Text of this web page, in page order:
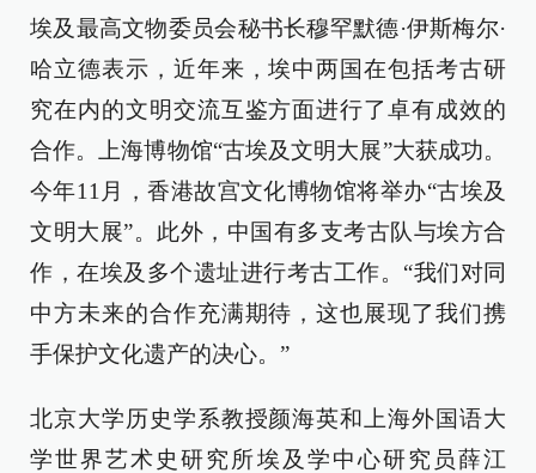
埃及最高文物委员会秘书长穆罕默德·伊斯梅尔·
哈立德表示，近年来，埃中两国在包括考古研
究在内的文明交流互鉴方面进行了卓有成效的
合作。上海博物馆“古埃及文明大展”大获成功。
今年11月，香港故宫文化博物馆将举办“古埃及
文明大展”。此外，中国有多支考古队与埃方合
作，在埃及多个遗址进行考古工作。“我们对同
中方未来的合作充满期待，这也展现了我们携
手保护文化遗产的决心。”
北京大学历史学系教授颜海英和上海外国语大
学世界艺术史研究所埃及学中心研究员薛江